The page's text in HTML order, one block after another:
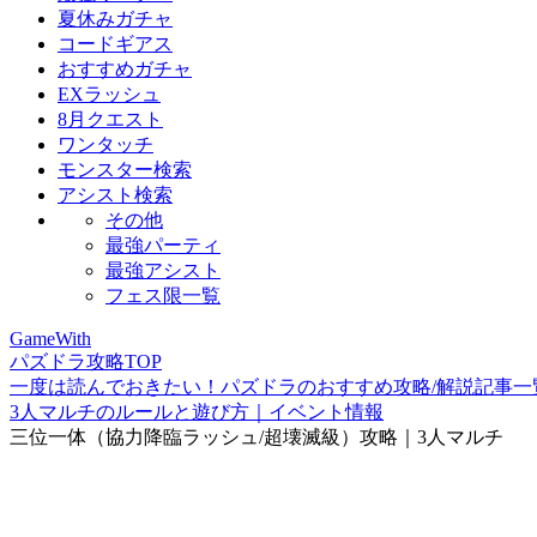
夏休みガチャ
コードギアス
おすすめガチャ
EXラッシュ
8月クエスト
ワンタッチ
モンスター検索
アシスト検索
その他
最強パーティ
最強アシスト
フェス限一覧
GameWith
パズドラ攻略TOP
一度は読んでおきたい！パズドラのおすすめ攻略/解説記事一
3人マルチのルールと遊び方｜イベント情報
三位一体（協力降臨ラッシュ/超壊滅級）攻略｜3人マルチ